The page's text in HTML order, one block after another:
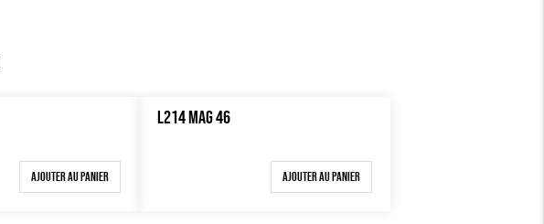
Ajouter au panier
L214 MAG 46
Ajouter au panier